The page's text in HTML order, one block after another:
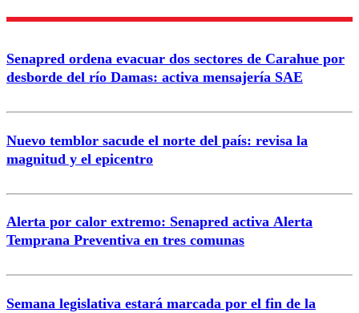
Enviar comentario
Senapred ordena evacuar dos sectores de Carahue por
desborde del río Damas: activa mensajería SAE
Nuevo temblor sacude el norte del país: revisa la
magnitud y el epicentro
Alerta por calor extremo: Senapred activa Alerta
Temprana Preventiva en tres comunas
Semana legislativa estará marcada por el fin de la